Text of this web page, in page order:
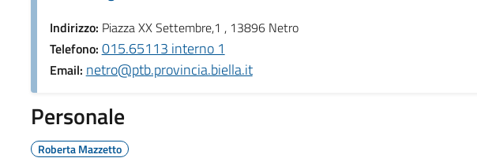
Indirizzo: Piazza XX Settembre,1 , 13896 Netro
Telefono: 015.65113 interno 1
Email: netro@ptb.provincia.biella.it
Personale
Roberta Mazzetto